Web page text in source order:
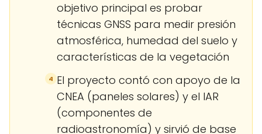
objetivo principal es probar
técnicas GNSS para medir presión
atmosférica, humedad del suelo y
características de la vegetación
4 El proyecto contó con apoyo de la
CNEA (paneles solares) y el IAR
(componentes de
radioastronomía) y sirvió de base